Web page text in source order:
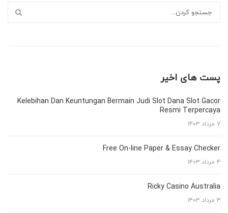
پست های اخیر
Kelebihan Dan Keuntungan Bermain Judi Slot Dana Slot Gacor
Resmi Terpercaya
۷ مرداد ۱۴۰۳
Free On-line Paper & Essay Checker
۴ مرداد ۱۴۰۳
Ricky Casino Australia
۳ مرداد ۱۴۰۳